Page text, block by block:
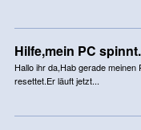
Hilfe,mein PC
Hallo ihr da,Hab gerade
resettet.Er läuft jetzt...